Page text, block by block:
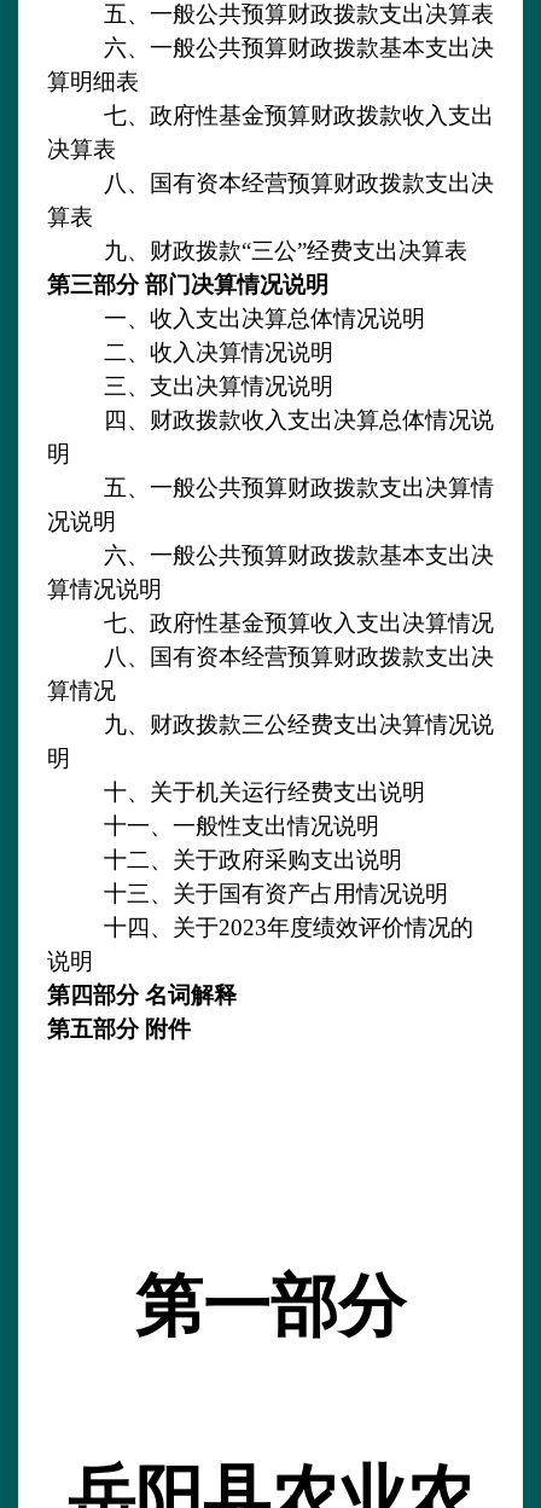
五、一般公共预算财政拨款支出决算表
六、一般公共预算财政拨款基本支出决
算明细表
七、政府性基金预算财政拨款收入支出
决算表
八、国有资本经营预算财政拨款支出决
算表
九、财政拨款“三公”经费支出决算表
第三部分 部门决算情况说明
一、收入支出决算总体情况说明
二、收入决算情况说明
三、支出决算情况说明
四、财政拨款收入支出决算总体情况说
明
五、一般公共预算财政拨款支出决算情
况说明
六、一般公共预算财政拨款基本支出决
算情况说明
七、政府性基金预算收入支出决算情况
八、国有资本经营预算财政拨款支出决
算情况
九、财政拨款三公经费支出决算情况说
明
十、关于机关运行经费支出说明
十一、一般性支出情况说明
十二、关于政府采购支出说明
十三、关于国有资产占用情况说明
十四、关于2023年度绩效评价情况的
说明
第四部分 名词解释
第五部分 附件
第一部分